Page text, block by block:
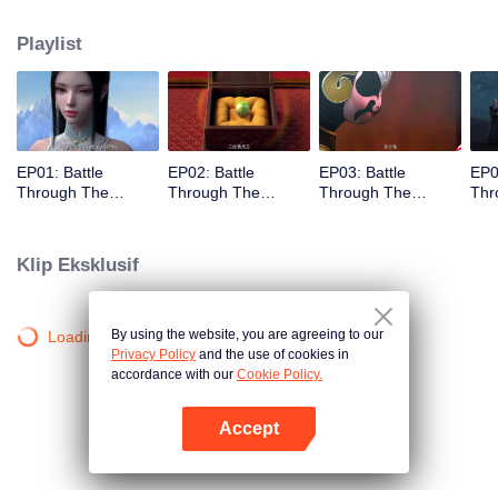
Pembakaran Surga untuk mendapatkan Benih Api Yunluo.
Playlist
EP01: Battle
Through The
EP02: Battle
Through The
EP03: Battle
Through The
Klip Eksklusif
Loading…By using the website, you are agreeing to our
Privacy Policy and the use of cookies in
accordance with our Cookie Policy.
Accept